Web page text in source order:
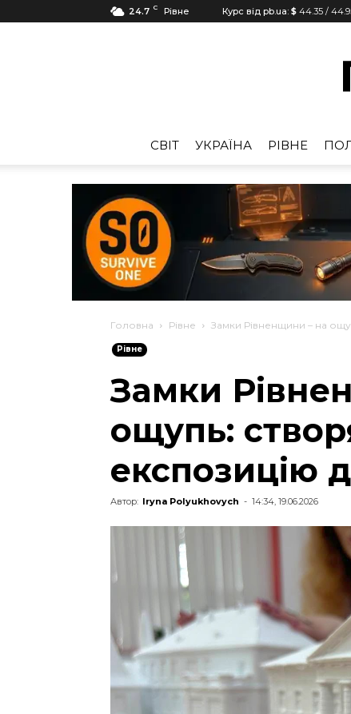
24.7 C Рівне Курс від pb.ua: $ 44.35 /
CВІТ УКРАЇНА РІВНЕ
Головна Рівне Замки Рівненщини – на
Рівне
Замки
ощупь:
експозицію
Автор: Iryna Polyukhovych - 14:34, 19.06.2026